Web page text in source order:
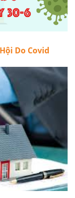
Do Covid